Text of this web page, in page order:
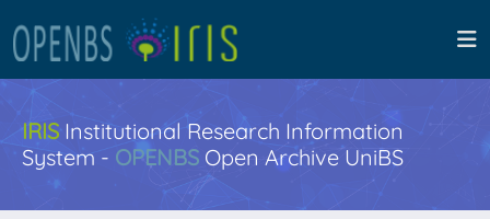
IRISInstitutional Research Information
System - OPENBS Open Archive UniBS